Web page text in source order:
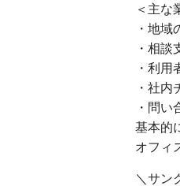
＜主な
・地
・相談
・利
・社
・問い
基本的
オフィ
＼サン